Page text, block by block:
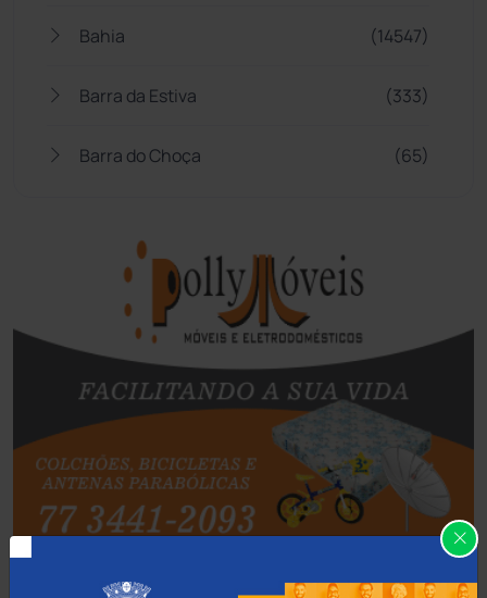
Bahia (14547)
Barra da Estiva (333)
Barra do Choça (65)
Bom Jesus da Lapa
Boquira
Botuporã (73)
Brasil (7681)
Brumado (31966)